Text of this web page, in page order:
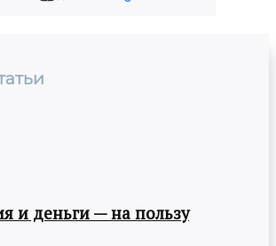
и деньги — на пользу